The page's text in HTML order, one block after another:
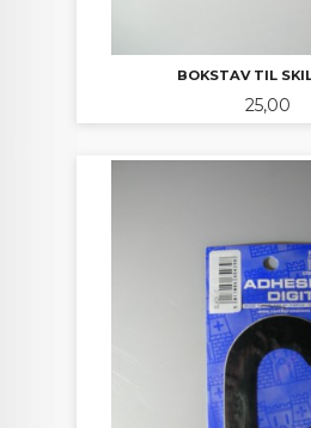
BOKSTAV TIL
Pris
25,00